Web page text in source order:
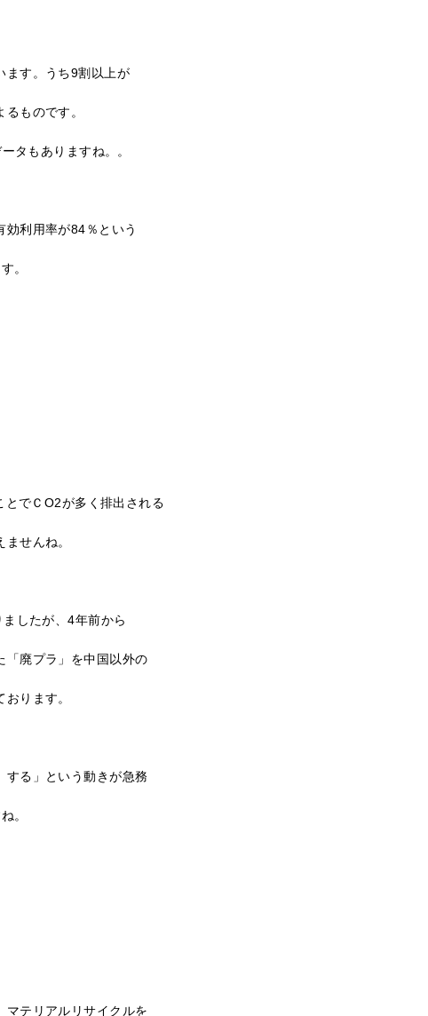
ます。うち9割以上が
ものです。
タもありますね。。
利用率が84％という
。
でＣO2が多く排出される
せんね。
したが、4年前から
「廃プラ」を中国以外の
ります。
する」という動きが急務
。
マテリアルリサイクルを